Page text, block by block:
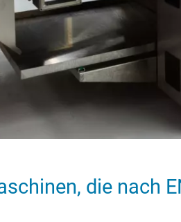
die nach